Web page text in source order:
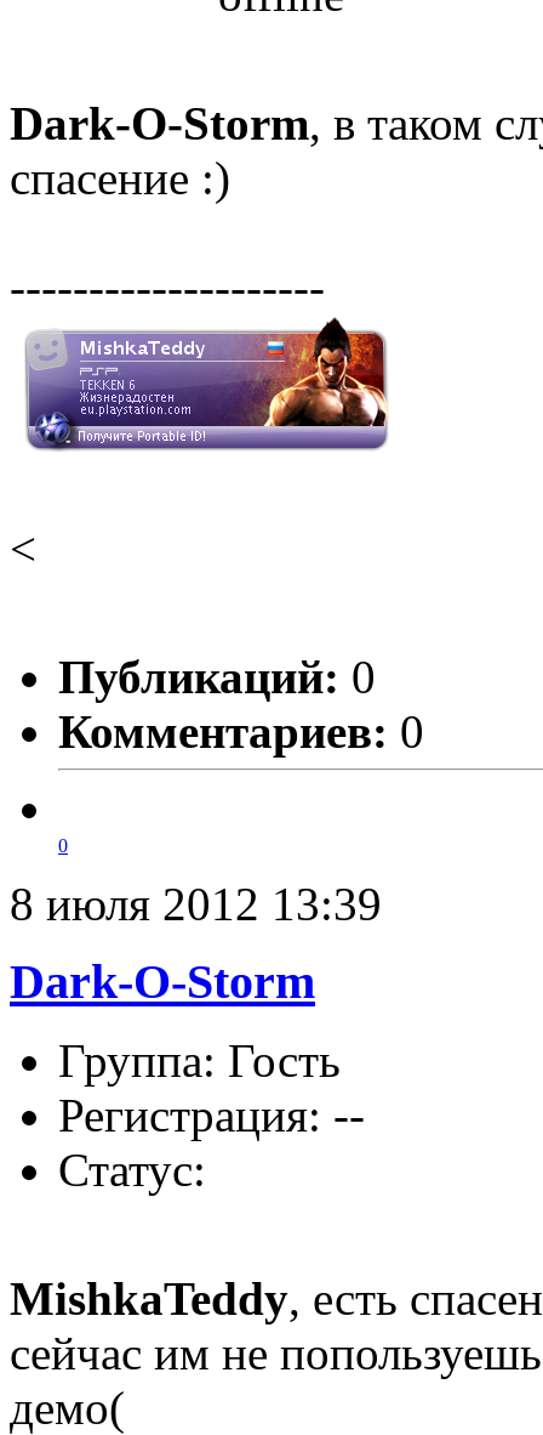
Dark-O-Storm, в таком
спасение :)
--------------------
<
Публикаций: 0
Комментариев: 0
0
8 июля 2012 13:39
Dark-O-Storm
Группа: Гость
Регистрация: --
Статус:
MishkaTeddy, есть
сейчас им не
демо(